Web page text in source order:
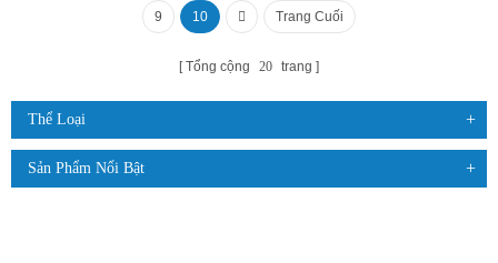
9 10 Trang Cuối
Tổng cộng 20 trang
Thể Loại
Sản Phẩm Nổi Bật